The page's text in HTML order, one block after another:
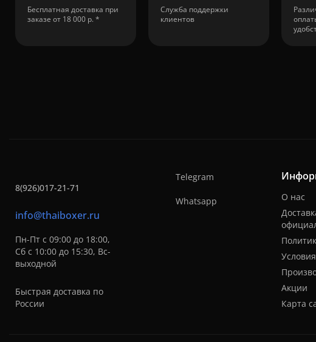
Бесплатная доставка при
заказе от 18 000 р. *
Служба поддержки
клиентов
8(926)017-21-71
info@thaiboxer.ru
Пн-Пт с 09:00 до 18:00,
Сб с 10:00 до 15:30, Вс-
выходной
Быстрая доставка по
России
Telegram
Whatsapp
О нас
Акции
Карта